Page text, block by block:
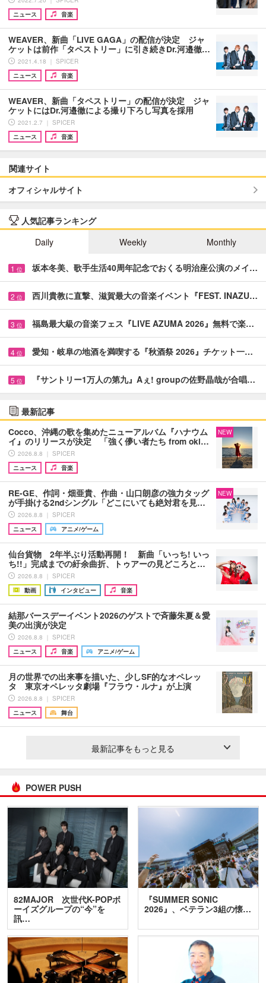
ニュース
音楽
WEAVER、新曲「LIVE GAGA」の配信が決定 ジャ
ケットは前作「タペストリー」に引き続きDr.河邉徹…
2021.4.18 ｜ SPICER
ニュース
音楽
WEAVER、新曲「タペストリー」の配信が決定 ジャ
ケットにはDr.河邉徹による撮り下ろし写真を採用
2021.2.7 ｜ SPICER
ニュース
音楽
関連サイト
オフィシャルサイト
人気記事ランキング
Daily
Weekly Monthly
1 位 坂本冬美、歌手生活40周年記念でおくる明治座公演のメイ…
2 位 西川貴教に直撃、滋賀最大の音楽イベント『FEST. INAZU…
3 位 福島最大級の音楽フェス『LIVE AZUMA 2026』無料で楽…
4 位 愛知・岐阜の地酒を満喫する『秋酒祭 2026』チケット一…
5 位 『サントリー1万人の第九』Aぇ! groupの佐野晶哉が合唱…
最新記事
Cocco、沖縄の歌を集めたニューアルバム『ハナウム
イ』のリリースが決定 「強く儚い者たち from oki…
2026.8.8 ｜ SPICER
ニュース
音楽
NEW
RE-GE、作詞・畑亜貴、作曲・山口朗彦の強力タッグ
が手掛ける2ndシングル「どこにいても絶対君を見…
2026.8.8 ｜ SPICER
ニュース
アニメ/ゲーム
NEW
仙台貨物 2年半ぶり活動再開！ 新曲「いっち! いっ
ち!!」完成までの紆余曲折、トゥアーの見どころと…
2026.8.8 ｜ SPICER
動画
インタビュー 音楽
結那バースデーイベント2026のゲストで斉藤朱夏＆愛
美の出演が決定
2026.8.8 ｜ SPICER
ニュース
音楽 アニメ/ゲーム
月の世界での出来事を描いた、少しSF的なオペレッ
タ 東京オペレッタ劇場『フラウ・ルナ』が上演
2026.8.8 ｜ SPICER
ニュース
舞台
最新記事をもっと見る
POWER PUSH
82MAJOR 次世代K-POPボ
ーイズグループの“今”を
訊…
『SUMMER SONIC
2026』、ベテラン3組の懐…